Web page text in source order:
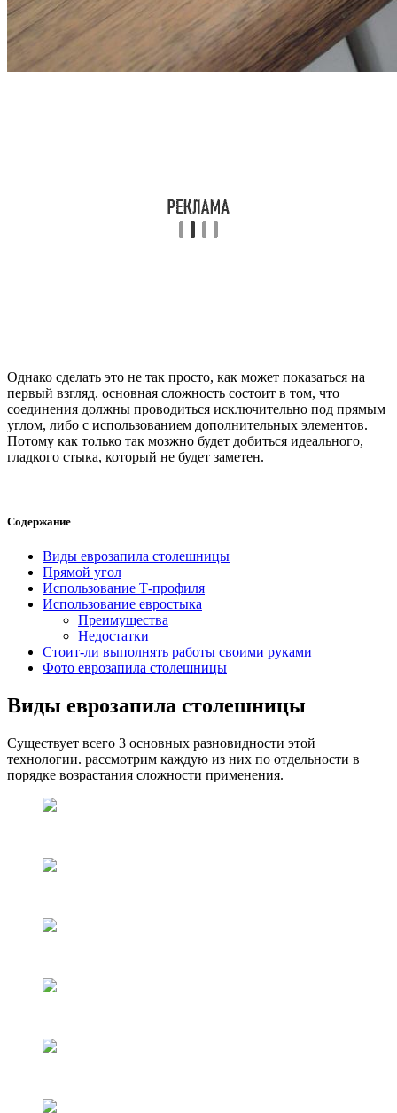
Однако сделать это не так просто, как может показаться на
первый взгляд. основная сложность состоит в том, что
соединения должны проводиться исключительно под прямым
углом, либо с использованием дополнительных элементов.
Потому как только так мозжно будет добиться идеального,
гладкого стыка, который не будет заметен.
Содержание
Виды еврозапила столешницы
Прямой угол
Использование Т-профиля
Использование евростыка
Преимущества
Недостатки
Стоит-ли выполнять работы своими руками
Фото еврозапила столешницы
Виды еврозапила столешницы
Существует всего 3 основных разновидности этой
технологии. рассмотрим каждую из них по отдельности в
порядке возрастания сложности применения.